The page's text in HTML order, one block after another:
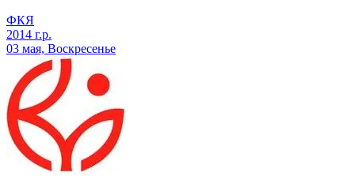
ФКЯ
2014 г.р.
03 мая, Воскресенье